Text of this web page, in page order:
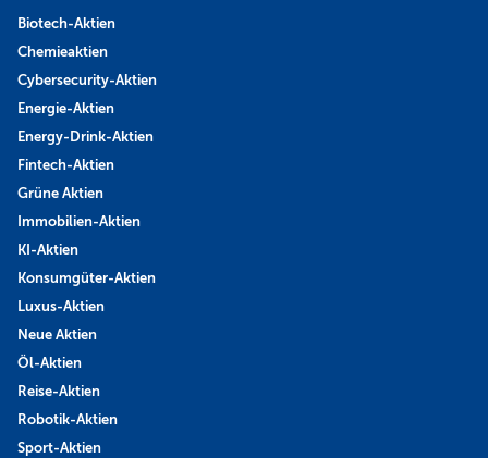
Biotech-Aktien
Chemieaktien
Cybersecurity-Aktien
Energie-Aktien
Energy-Drink-Aktien
Fintech-Aktien
Grüne Aktien
Immobilien-Aktien
KI-Aktien
Konsumgüter-Aktien
Luxus-Aktien
Neue Aktien
Öl-Aktien
Reise-Aktien
Robotik-Aktien
Sport-Aktien